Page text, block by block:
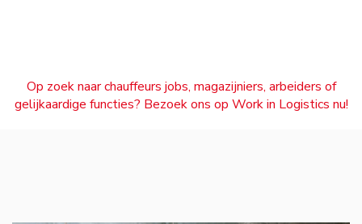
Op zoek naar chauffeurs jobs, magazijniers, arbeiders of
gelijkaardige functies? Bezoek ons op Work in Logistics nu!